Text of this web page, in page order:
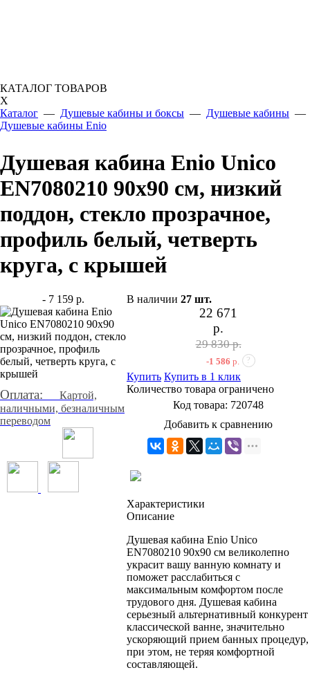
КАТАЛОГ ТОВАРОВ
X
Каталог — Душевые кабины и боксы — Душевые кабины —
Душевые кабины Enio
Душевая кабина Enio Unico
EN7080210 90х90 см, низкий
поддон, стекло прозрачное,
профиль белый, четверть
круга, c крышей
- 7 159 р.
Оплата: Картой,
наличными, безналичным
переводом
В наличии 27 шт.
22 671
р.
29 830 р.
-1 586 р. ?
Купить Купить в 1 клик
Количество товара ограничено
Код товара: 720748
Добавить к сравнению
Характеристики
Описание
Душевая кабина Enio Unico
EN7080210 90х90 см великолепно
украсит вашу ванную комнату и
поможет расслабиться с
максимальным комфортом после
трудового дня. Душевая кабина
серьезный альтернативный конкурент
классической ванне, значительно
ускоряющий прием банных процедур,
при этом, не теряя комфортной
составляющей.